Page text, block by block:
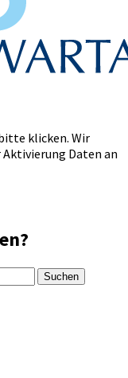
klicken. Wir
Daten an
Suchen